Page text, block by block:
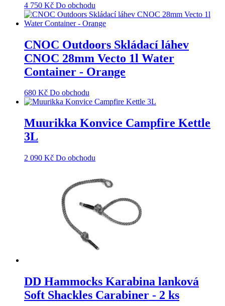
4 750 Kč Do obchodu
CNOC Outdoors Skládací láhev
CNOC 28mm Vecto 1l Water
Container - Orange
680 Kč Do obchodu
Muurikka Konvice Campfire Kettle
3L
2 090 Kč Do obchodu
DD Hammocks Karabina lanková
Soft Shackles Carabiner - 2 ks